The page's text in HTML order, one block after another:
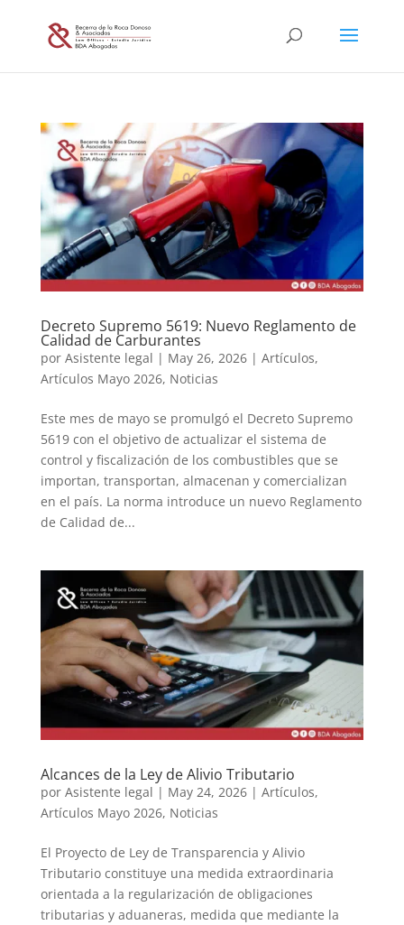
Decreto Supremo 5619: Nuevo Reglamento de
Calidad de Carburantes
por Asistente legal | May 26, 2026| Artículos,
Artículos Mayo 2026, Noticias
Este mes de mayo se promulgó el Decreto Supremo
5619 con el objetivo de actualizar el sistema de
control y fiscalización de los combustibles que se
importan, transportan, almacenan y comercializan
en el país. La norma introduce un nuevo Reglamento
de Calidad de...
Alcances de la Ley de Alivio Tributario
por Asistente legal | May 24, 2026| Artículos,
Artículos Mayo 2026, Noticias
El Proyecto de Ley de Transparencia y Alivio
Tributario constituye una medida extraordinaria
orientada a la regularización de obligaciones
tributarias y aduaneras, medida que mediante la